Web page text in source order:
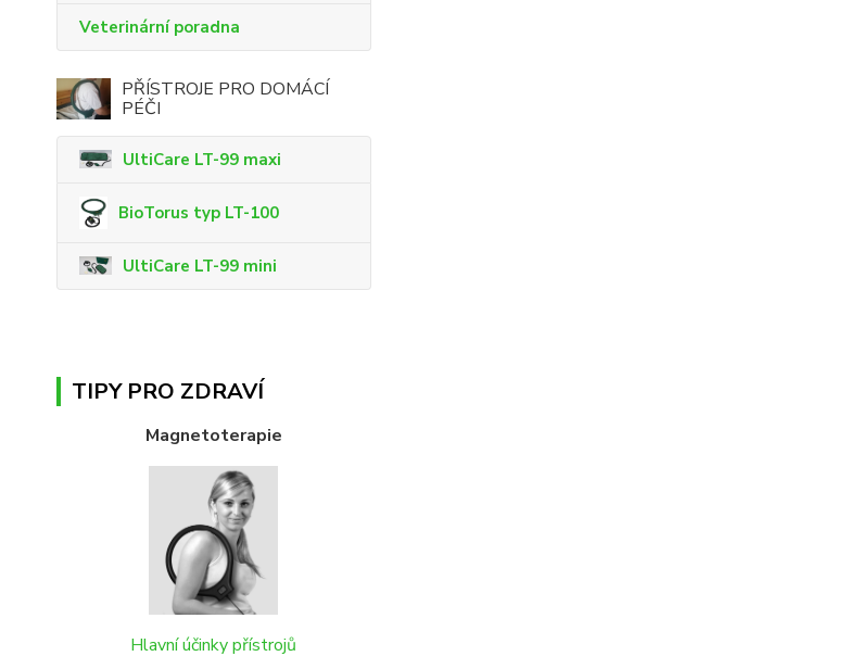
Veterinární poradna
PŘÍSTROJE PRO DOMÁCÍ
PÉČI
UltiCare LT-99 maxi
BioTorus typ LT-100
UltiCare LT-99 mini
TIPY PRO ZDRAVÍ
Magnetoterapie
Hlavní účinky přístrojů